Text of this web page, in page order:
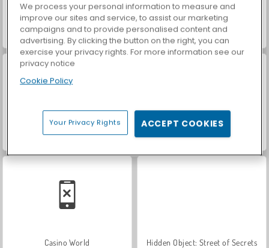
Let's Fish! Farm Merge Valley
VegaMix Da Vinci Puzzles
Casino World Hidden Object: Street of Secrets
We process your personal information to measure and
improve our sites and service, to assist our marketing
campaigns and to provide personalised content and
advertising. By clicking the button on the right, you can
exercise your privacy rights. For more information see our
privacy notice
Cookie Policy
Your Privacy Rights ACCEPT COOKIES